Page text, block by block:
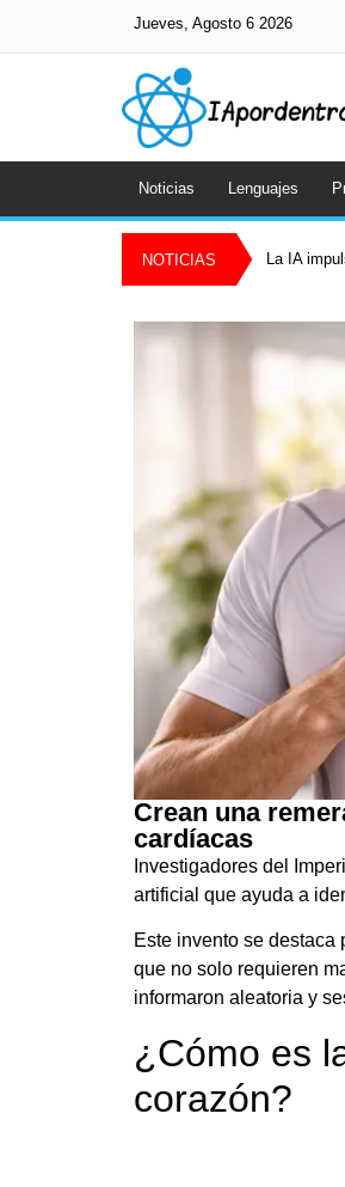
Jueves, Agosto 6 2026
Noticias Lenguajes
NOTICIAS La IA
Crean una
cardíacas
Investigadores del
artificial que ayuda a
Este invento se
que no solo requieren
informaron aleatoria y
¿Cómo es
corazón?